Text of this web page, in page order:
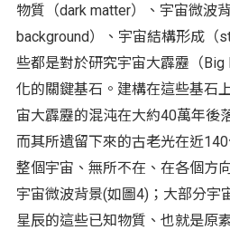
物質（dark matter）、宇宙微波
background）、宇宙結構形成（
些都是對於研究宇宙大霹靂（Big
化的關鍵基石。建構在這些基石
宙大霹靂的混沌在大約40萬年後
而其所遺留下來的古老光在近
整個宇宙、無所不在、在各個方
宇宙微波背景(如圖4)；大部分宇
星辰的這些已知物質、也就是原